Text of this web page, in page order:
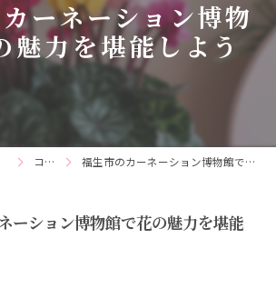
ーネーション博物
魅力を堪能しよう
コラム 福生市のカーネーション博物館で花の魅力を堪能しよう
ーション博物館で花の魅力を堪能